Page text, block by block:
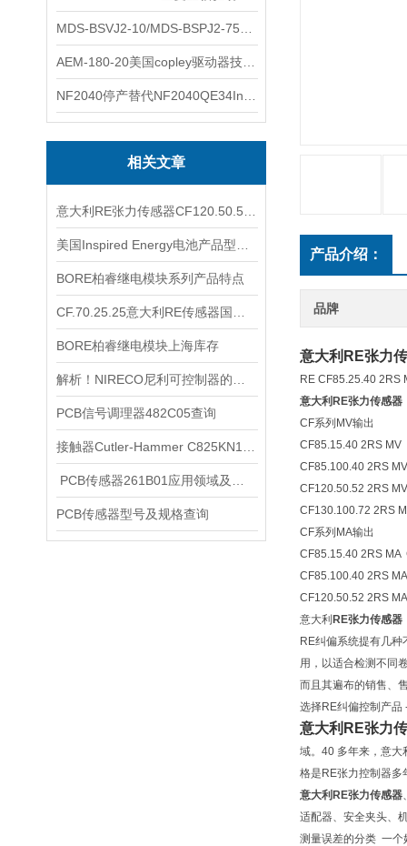
相关文章
BORE柏睿继电模块系列产品特点
BORE柏睿继电模块上海库存
PCB信号调理器482C05查询
PCB传感器型号及规格查询
产品介绍：
品牌
意大利RE张力
RE CF85.25.40 2RS
意大利 RE张力传感器
CF系列MV输出
CF85.15.40 2RS
CF85.100.40 2RS
CF120.50.52 2RS
CF130.100.72 2RS
CF系列MA输出
CF85.15.40 2RS MA
CF85.100.40 2RS
CF120.50.52 2RS
意大利 RE张力传感器
RE纠偏系统提有几
用，以适合检测不同
而且其遍布的销售、
选择RE纠偏控制产品
意大利RE张力
域。40 多年来，意大
格是RE张力控制器多
意大利 RE张力传感器
适配器、安全夹头、
测量误差的分类 一个